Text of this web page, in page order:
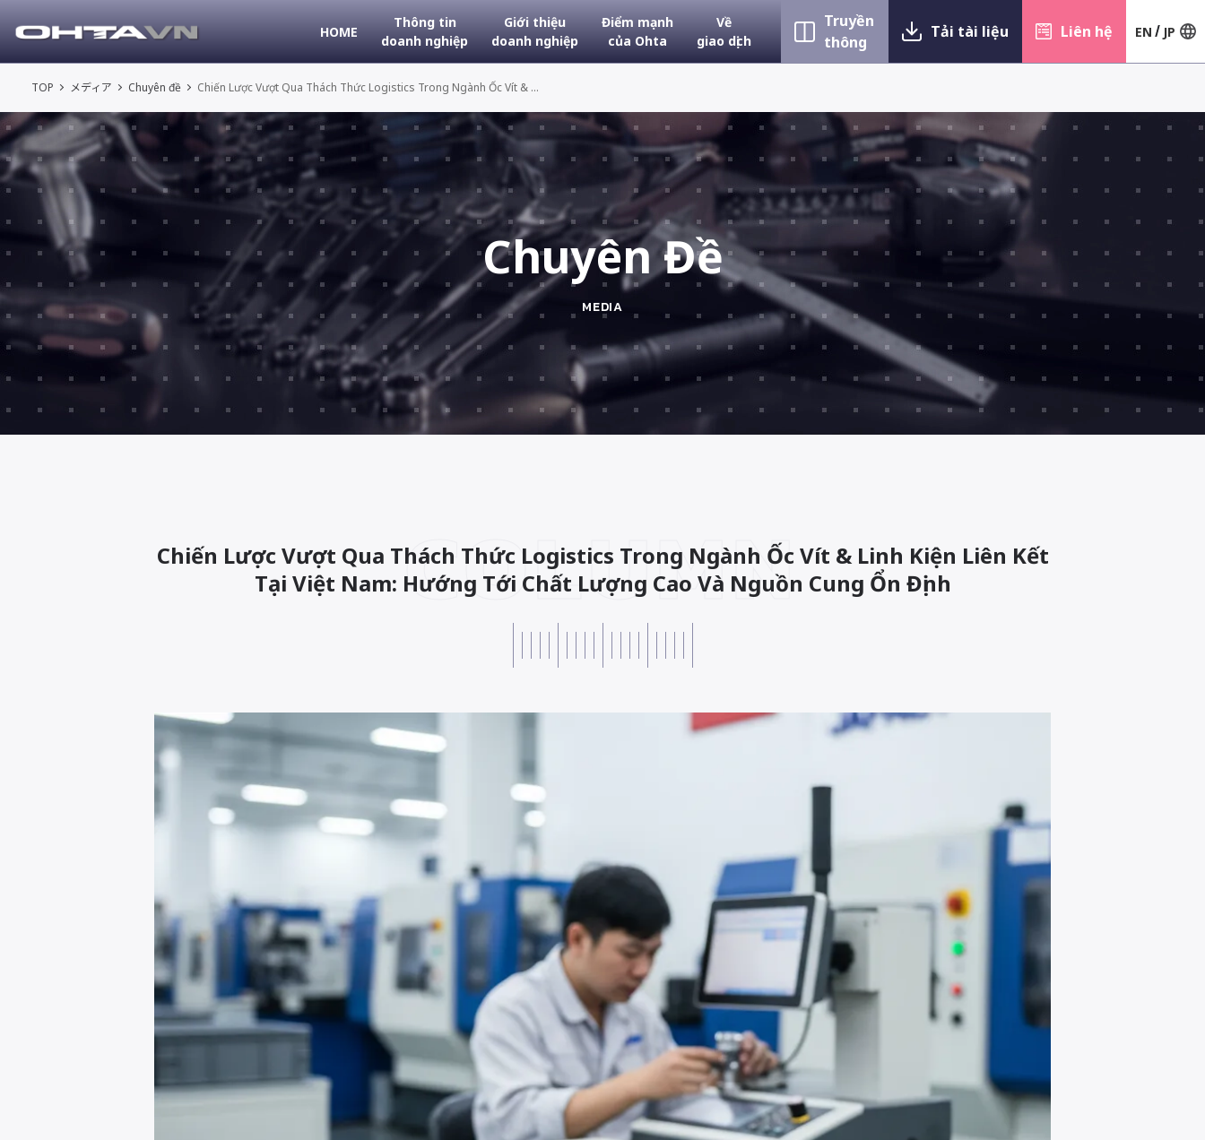
HOME
Thông tin
doanh nghiệp
Giới thiệu
doanh nghiệp
Điểm mạnh
của Ohta
Về
giao dịch
Truyền
thông
Tải tài liệu Liên hệ EN JP
TOP メディア Chuyên đề Chiến Lược Vượt Qua Thách Thức Logistics Trong Ngành Ốc Vít & ...
Chuyên Đề
MEDIA
COLUMN
Chiến Lược Vượt Qua Thách Thức Logistics Trong Ngành Ốc Vít & Linh Kiện Liên Kết
Tại Việt Nam: Hướng Tới Chất Lượng Cao Và Nguồn Cung Ổn Định